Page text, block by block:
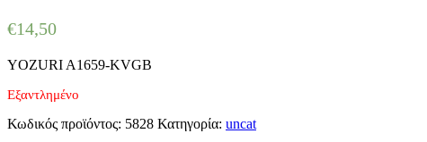
€14,50
YOZURI A1659-KVGB
Εξαντλημένο
Κωδικός προϊόντος: 5828 Κατηγορία: uncat